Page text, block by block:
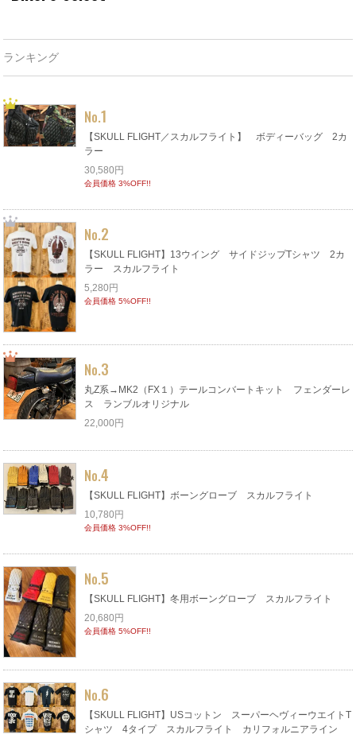
ランキング
No.1
【SKULL FLIGHT／スカルフライト】 ボディーバッグ 2カ
ラー
30,580円
会員価格 3%OFF!!
No.2
【SKULL FLIGHT】13ウイング サイドジップTシャツ 2カ
ラー スカルフライト
5,280円
会員価格 5%OFF!!
No.3
丸Z系→MK2（FX１）テールコンバートキット フェンダーレ
ス ランブルオリジナル
22,000円
No.4
【SKULL FLIGHT】ボーングローブ スカルフライト
10,780円
会員価格 3%OFF!!
No.5
【SKULL FLIGHT】冬用ボーングローブ スカルフライト
20,680円
会員価格 5%OFF!!
No.6
【SKULL FLIGHT】USコットン スーパーヘヴィーウエイトT
シャツ 4タイプ スカルフライト カリフォルニアライン